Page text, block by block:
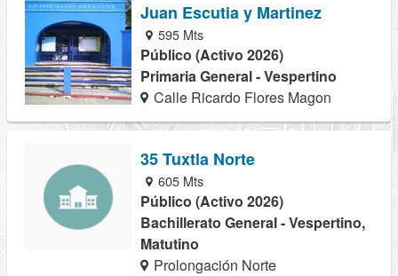
Juan Escutia y Martinez
595 Mts
Público (Activo 2026)
Primaria General - Vespertino
Calle Ricardo Flores Magon
35 Tuxtla Norte
605 Mts
Público (Activo 2026)
Bachillerato General - Vespertino,
Matutino
Prolongación Norte